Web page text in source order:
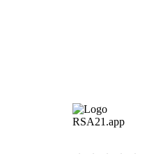
RSA21.app